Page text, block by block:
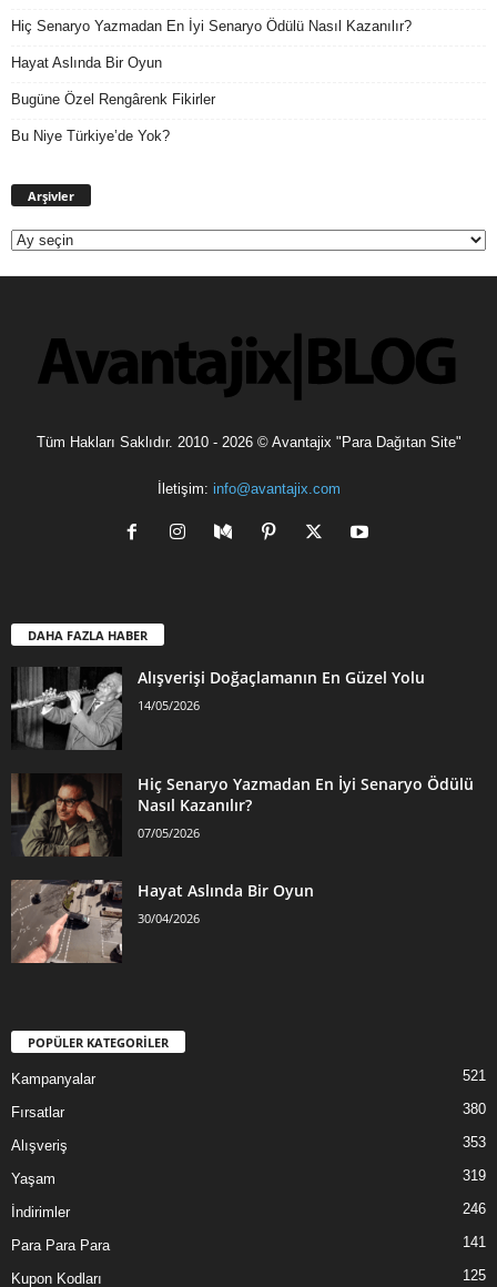
Hiç Senaryo Yazmadan En İyi Senaryo Ödülü Nasıl Kazanılır?
Hayat Aslında Bir Oyun
Bugüne Özel Rengârenk Fikirler
Bu Niye Türkiye’de Yok?
Arşivler
Tüm Hakları Saklıdır. 2010 - 2026 © Avantajix "Para Dağıtan Site"
İletişim: info@avantajix.com
DAHA FAZLA HABER
Alışverişi Doğaçlamanın En Güzel Yolu
14/05/2026
Hiç Senaryo Yazmadan En İyi Senaryo Ödülü
Nasıl Kazanılır?
07/05/2026
Hayat Aslında Bir Oyun
30/04/2026
POPÜLER KATEGORİLER
Kampanyalar 521
Fırsatlar 380
Alışveriş 353
Yaşam 319
İndirimler 246
Para Para Para 141
Kupon Kodları 125